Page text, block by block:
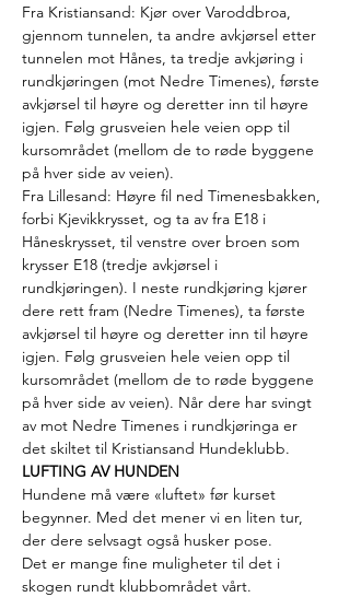
Fra Kristiansand: Kjør over Varoddbroa,
gjennom tunnelen, ta andre avkjørsel etter
tunnelen mot Hånes, ta tredje avkjøring i
rundkjøringen (mot Nedre Timenes), første
avkjørsel til høyre og deretter inn til høyre
igjen. Følg grusveien hele veien opp til
kursområdet (mellom de to røde byggene
på hver side av veien).
Fra Lillesand: Høyre fil ned Timenesbakken,
forbi Kjevikkrysset, og ta av fra E18 i
Håneskrysset, til venstre over broen som
krysser E18 (tredje avkjørsel i
rundkjøringen). I neste rundkjøring kjører
dere rett fram (Nedre Timenes), ta første
avkjørsel til høyre og deretter inn til høyre
igjen. Følg grusveien hele veien opp til
kursområdet (mellom de to røde byggene
på hver side av veien). Når dere har svingt
av mot Nedre Timenes i rundkjøringa er
det skiltet til Kristiansand Hundeklubb.
LUFTING AV HUNDEN
Hundene må være «luftet» før kurset
begynner. Med det mener vi en liten tur,
der dere selvsagt også husker pose.
Det er mange fine muligheter til det i
skogen rundt klubbområdet vårt.